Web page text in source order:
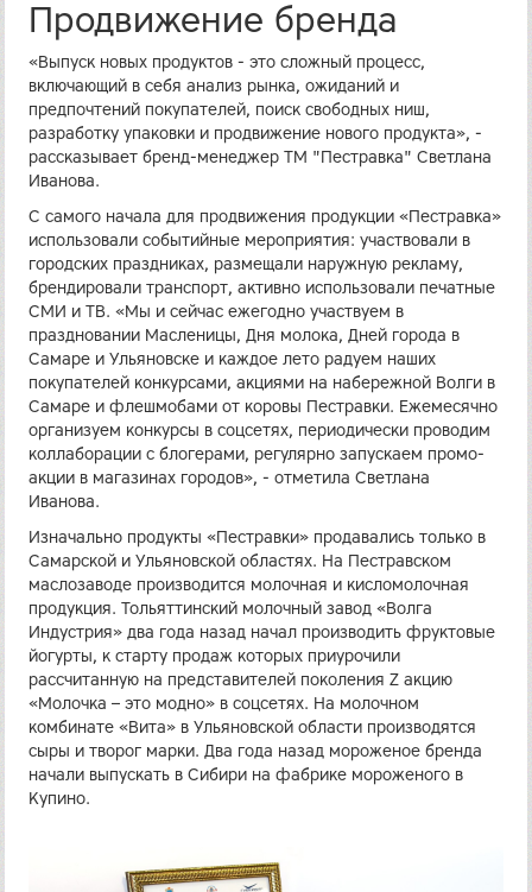
Продвижение бренда
«Выпуск новых продуктов - это сложный процесс,
включающий в себя анализ рынка, ожиданий и
предпочтений покупателей, поиск свободных ниш,
разработку упаковки и продвижение нового продукта», -
рассказывает бренд-менеджер ТМ "Пестравка" Светлана
Иванова.
С самого начала для продвижения продукции «Пестравка»
использовали событийные мероприятия: участвовали в
городских праздниках, размещали наружную рекламу,
брендировали транспорт, активно использовали печатные
СМИ и ТВ. «Мы и сейчас ежегодно участвуем в
праздновании Масленицы, Дня молока, Дней города в
Самаре и Ульяновске и каждое лето радуем наших
покупателей конкурсами, акциями на набережной Волги в
Самаре и флешмобами от коровы Пестравки. Ежемесячно
организуем конкурсы в соцсетях, периодически проводим
коллаборации с блогерами, регулярно запускаем промо-
акции в магазинах городов», - отметила Светлана
Иванова.
Изначально продукты «Пестравки» продавались только в
Самарской и Ульяновской областях. На Пестравском
маслозаводе производится молочная и кисломолочная
продукция. Тольяттинский молочный завод «Волга
Индустрия» два года назад начал производить фруктовые
йогурты, к старту продаж которых приурочили
рассчитанную на представителей поколения Z акцию
«Молочка – это модно» в соцсетях. На молочном
комбинате «Вита» в Ульяновской области производятся
сыры и творог марки. Два года назад мороженое бренда
начали выпускать в Сибири на фабрике мороженого в
Купино.